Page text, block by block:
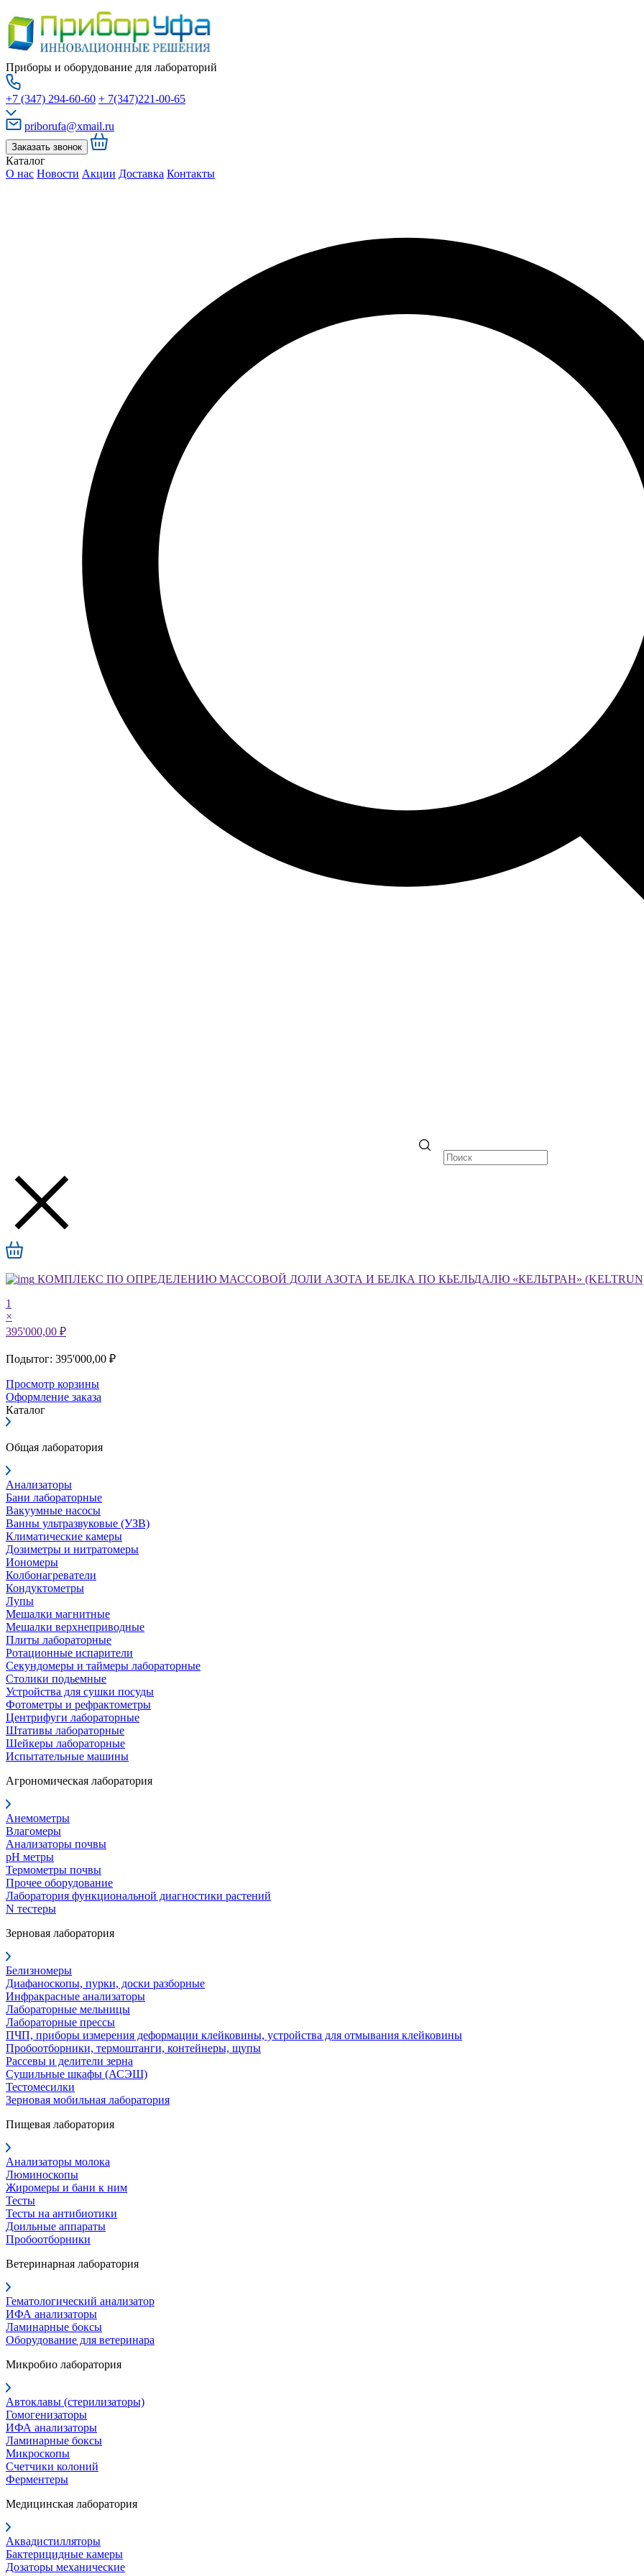
Приборы и оборудование для лабораторий
+7 (347) 294-60-60 + 7(347)221-00-65
priborufa@xmail.ru
Заказать звонок
Каталог
О нас Новости Акции Доставка Контакты
КОМПЛЕКС ПО ОПРЕДЕЛЕНИЮ МАССОВОЙ ДОЛИ АЗОТА И БЕЛКА ПО КЬЕЛЬДАЛЮ «КЕЛЬТРАН»
1
×
395'000,00 ₽
Подытог: 395'000,00 ₽
Просмотр корзины
Оформление заказа
Каталог
Общая лаборатория
Анализаторы
Бани лабораторные
Вакуумные насосы
Ванны ультразвуковые (УЗВ)
Климатические камеры
Дозиметры и нитратомеры
Иономеры
Колбонагреватели
Кондуктометры
Лупы
Мешалки магнитные
Мешалки верхнеприводные
Плиты лабораторные
Ротационные испарители
Секундомеры и таймеры лабораторные
Столики подьемные
Устройства для сушки посуды
Фотометры и рефрактометры
Центрифуги лабораторные
Штативы лабораторные
Шейкеры лабораторные
Испытательные машины
Агрономическая лаборатория
Анемометры
Влагомеры
Анализаторы почвы
pH метры
Термометры почвы
Прочее оборудование
Лаборатория функциональной диагностики растений
N тестеры
Зерновая лаборатория
Белизномеры
Диафаноскопы, пурки, доски разборные
Инфракрасные анализаторы
Лабораторные мельницы
Лабораторные прессы
ПЧП, приборы измерения деформации клейковины, устройства для отмывания клейковины
Пробоотборники, термоштанги, контейнеры, щупы
Рассевы и делители зерна
Сушильные шкафы (АСЭШ)
Тестомесилки
Зерновая мобильная лаборатория
Пищевая лаборатория
Анализаторы молока
Люминоскопы
Жиромеры и бани к ним
Тесты
Тесты на антибиотики
Доильные аппараты
Пробоотборники
Ветеринарная лаборатория
Гематологический анализатор
ИФА анализаторы
Ламинарные боксы
Оборудование для ветеринара
Микробио лаборатория
Автоклавы (стерилизаторы)
Гомогенизаторы
ИФА анализаторы
Ламинарные боксы
Микроскопы
Счетчики колоний
Ферментеры
Медицинская лаборатория
Аквадистилляторы
Бактерицидные камеры
Дозаторы механические